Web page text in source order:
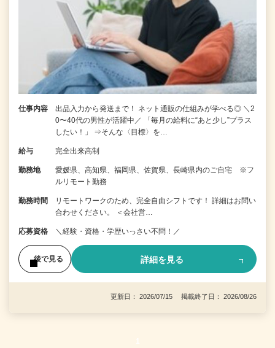
仕事内容
出品入力から発送まで！ ネット通販の仕組みが学べる◎ ＼2
0〜40代の男性が活躍中／ 「毎月の給料に“あと少し”プラス
したい！」 ⇒そんな〈目標〉を…
給与 完全出来高制
勤務地
愛媛県、高知県、福岡県、佐賀県、長崎県内のご自宅 ※フ
ルリモート勤務
勤務時間
リモートワークのため、完全自由シフトです！ 詳細はお問い
合わせください。 ＜会社営…
応募資格 ＼経験・資格・学歴いっさい不問！／
後で見る 詳細を見る
更新日： 2026/07/15 掲載終了日： 2026/08/26
1